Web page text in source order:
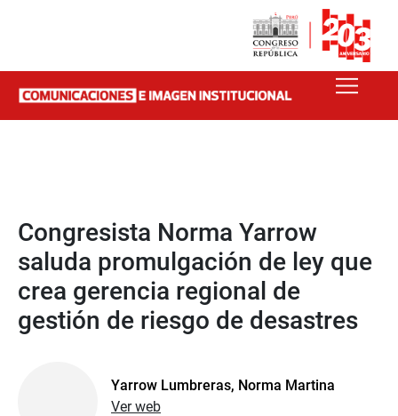
Congresista Norma Yarrow
saluda promulgación de ley que
crea gerencia regional de
gestión de riesgo de desastres
Yarrow Lumbreras, Norma Martina
Ver web